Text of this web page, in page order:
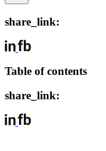
share_link:
Table of contents
share_link: